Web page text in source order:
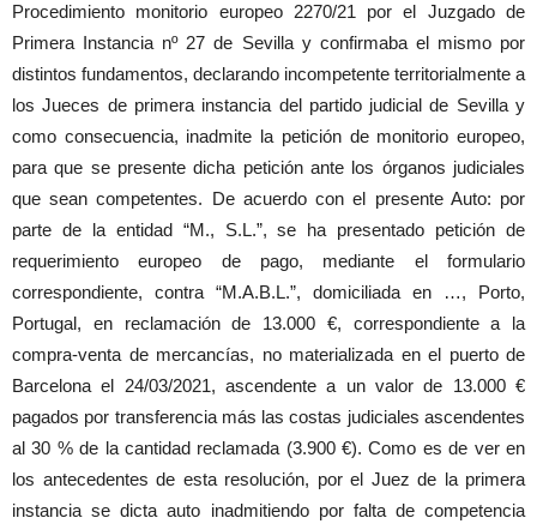
Procedimiento monitorio europeo 2270/21 por el Juzgado de
Primera Instancia nº 27 de Sevilla y confirmaba el mismo por
distintos fundamentos, declarando incompetente territorialmente a
los Jueces de primera instancia del partido judicial de Sevilla y
como consecuencia, inadmite la petición de monitorio europeo,
para que se presente dicha petición ante los órganos judiciales
que sean competentes. De acuerdo con el presente Auto: por
parte de la entidad “M., S.L.”, se ha presentado petición de
requerimiento europeo de pago, mediante el formulario
correspondiente, contra “M.A.B.L.”, domiciliada en …, Porto,
Portugal, en reclamación de 13.000 €, correspondiente a la
compra-venta de mercancías, no materializada en el puerto de
Barcelona el 24/03/2021, ascendente a un valor de 13.000 €
pagados por transferencia más las costas judiciales ascendentes
al 30 % de la cantidad reclamada (3.900 €). Como es de ver en
los antecedentes de esta resolución, por el Juez de la primera
instancia se dicta auto inadmitiendo por falta de competencia